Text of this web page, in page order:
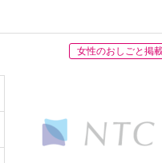
女性のおしごと掲